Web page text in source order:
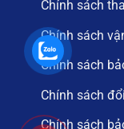
Chính sách
Chính sách
Chính sách
Chính sách
Chính sách